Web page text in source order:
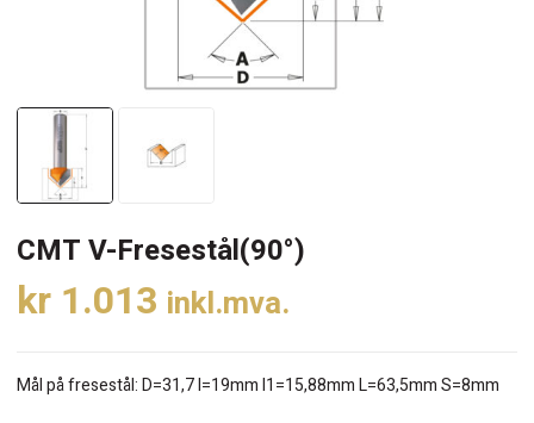
CMT V-Fresestål(90°)
kr 1.013 inkl.mva.
Mål på fresestål: D=31,7 I=19mm I1=15,88mm L=63,5mm S=8mm